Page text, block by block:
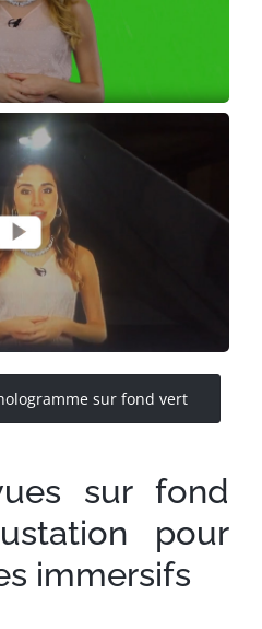
sur fond vert
sur fond
pour
immersifs